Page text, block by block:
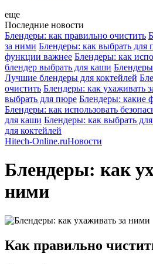
еще
Последние новости
Блендеры: как правильно очистить
за ними Блендеры: как выбрать для
функции важнее Блендеры: как
блендер выбрать для каши
Лучшие блендеры для коктейлей
очистить Блендеры: как ухаживать
выбрать для пюре Блендеры: какие
Блендеры: как использовать
для каши Блендеры: как выбрать
для коктейлей
Hitech-Online.ruНовости
Блендеры: как
ними
Как правильно